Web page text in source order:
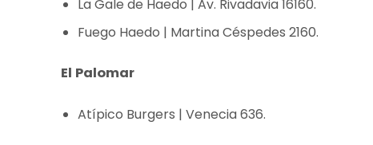
La Gale de Haedo | Av. Rivadavia 16160.
Fuego Haedo | Martina Céspedes 2160.
El Palomar
Atípico Burgers | Venecia 636.